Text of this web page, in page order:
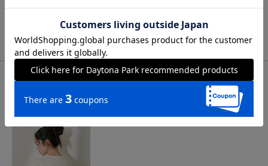
VIEW ALL
最近チェックした商品